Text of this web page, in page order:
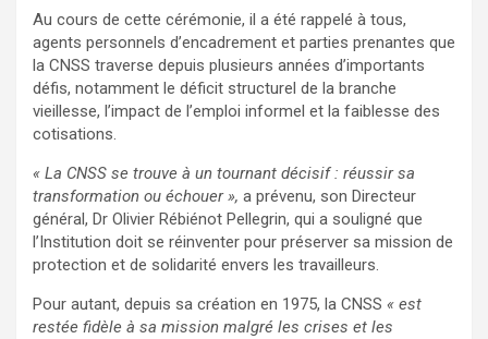
Au cours de cette cérémonie, il a été rappelé à tous,
agents personnels d’encadrement et parties prenantes que
la CNSS traverse depuis plusieurs années d’importants
défis, notamment le déficit structurel de la branche
vieillesse, l’impact de l’emploi informel et la faiblesse des
cotisations.
« La CNSS se trouve à un tournant décisif : réussir sa
transformation ou échouer », a prévenu, son Directeur
général, Dr Olivier Rébiénot Pellegrin, qui a souligné que
l’Institution doit se réinventer pour préserver sa mission de
protection et de solidarité envers les travailleurs.
Pour autant, depuis sa création en 1975, la CNSS « est
restée fidèle à sa mission malgré les crises et les